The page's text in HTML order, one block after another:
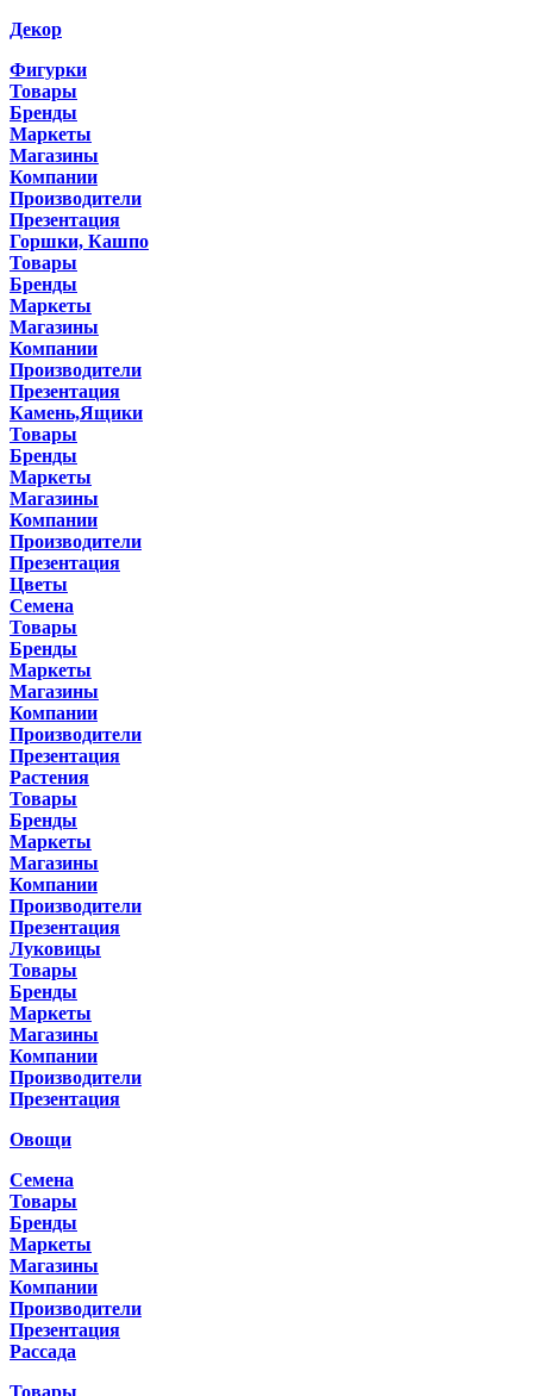
Декор
Фигурки
Товары
Бренды
Маркеты
Магазины
Компании
Производители
Презентация
Горшки, Кашпо
Товары
Бренды
Маркеты
Магазины
Компании
Производители
Презентация
Камень,Ящики
Товары
Бренды
Маркеты
Магазины
Компании
Производители
Презентация
Цветы
Семена
Товары
Бренды
Маркеты
Магазины
Компании
Производители
Презентация
Растения
Товары
Бренды
Маркеты
Магазины
Компании
Производители
Презентация
Луковицы
Товары
Бренды
Маркеты
Магазины
Компании
Производители
Презентация
Овощи
Семена
Товары
Бренды
Маркеты
Магазины
Компании
Производители
Презентация
Рассада
Товары